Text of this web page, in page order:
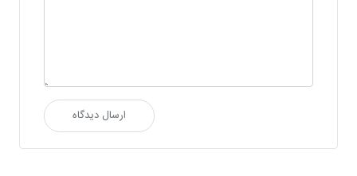
ارسال دیدگاه